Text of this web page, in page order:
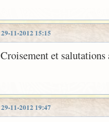
29-11-2012 15:15
Croisement et salutations
29-11-2012 19:47